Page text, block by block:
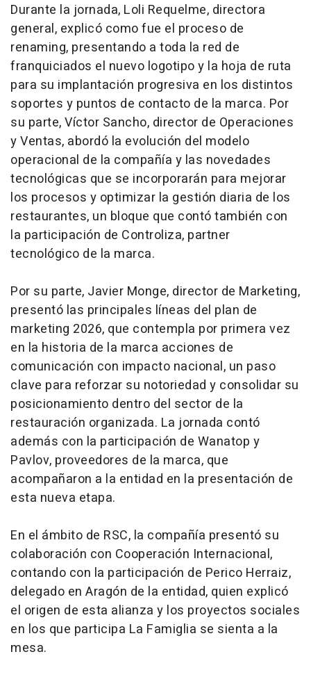
Durante la jornada, Loli Requelme, directora
general, explicó como fue el proceso de
renaming, presentando a toda la red de
franquiciados el nuevo logotipo y la hoja de ruta
para su implantación progresiva en los distintos
soportes y puntos de contacto de la marca. Por
su parte, Víctor Sancho, director de Operaciones
y Ventas, abordó la evolución del modelo
operacional de la compañía y las novedades
tecnológicas que se incorporarán para mejorar
los procesos y optimizar la gestión diaria de los
restaurantes, un bloque que contó también con
la participación de Controliza, partner
tecnológico de la marca.
Por su parte, Javier Monge, director de Marketing,
presentó las principales líneas del plan de
marketing 2026, que contempla por primera vez
en la historia de la marca acciones de
comunicación con impacto nacional, un paso
clave para reforzar su notoriedad y consolidar su
posicionamiento dentro del sector de la
restauración organizada. La jornada contó
además con la participación de Wanatop y
Pavlov, proveedores de la marca, que
acompañaron a la entidad en la presentación de
esta nueva etapa.
En el ámbito de RSC, la compañía presentó su
colaboración con Cooperación Internacional,
contando con la participación de Perico Herraiz,
delegado en Aragón de la entidad, quien explicó
el origen de esta alianza y los proyectos sociales
en los que participa La Famiglia se sienta a la
mesa.